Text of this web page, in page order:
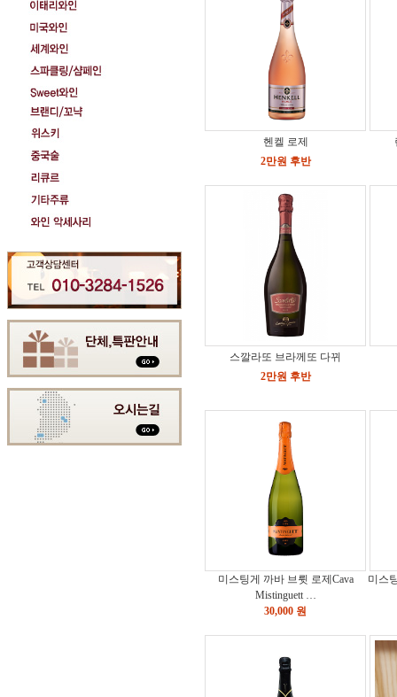
헨켈 로제
2만원 후반
스깔라또 브라께또 다뀌
2만원 후반
미스팅게 까바 브륏 로제Cava
Mistinguett …
30,000 원
미스